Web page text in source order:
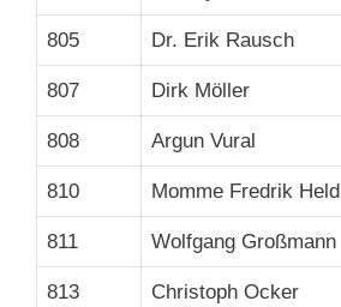
805 Dr. Erik Rausch
807 Dirk Möller
808 Argun Vural
810 Momme Fredrik Held
811 Wolfgang Großmann
813 Christoph Ocker